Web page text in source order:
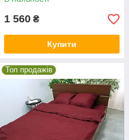
1 560 ₴
Купити
Топ продажів